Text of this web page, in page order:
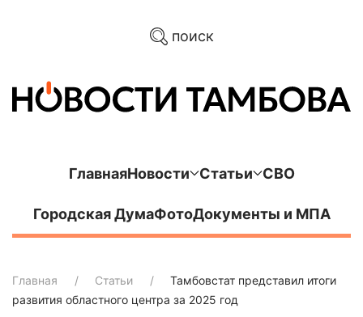
поиск
ГлавнаяНовости Статьи СВО
Городская ДумаФотоДокументы и МПА
Главная Статьи
Тамбовстат представил итоги
развития областного центра за 2025 год